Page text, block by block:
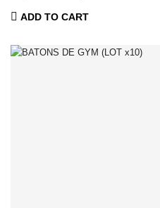
ADD TO CART